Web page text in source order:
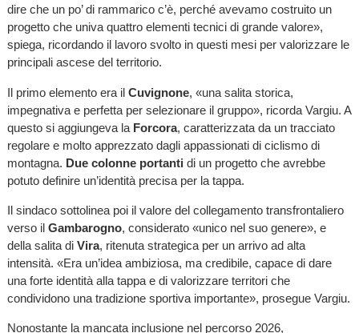
dire che un po’ di rammarico c’è, perché avevamo costruito un
progetto che univa quattro elementi tecnici di grande valore»,
spiega, ricordando il lavoro svolto in questi mesi per valorizzare le
principali ascese del territorio.
Il primo elemento era il Cuvignone, «una salita storica,
impegnativa e perfetta per selezionare il gruppo», ricorda Vargiu. A
questo si aggiungeva la Forcora, caratterizzata da un tracciato
regolare e molto apprezzato dagli appassionati di ciclismo di
montagna. Due colonne portanti di un progetto che avrebbe
potuto definire un’identità precisa per la tappa.
Il sindaco sottolinea poi il valore del collegamento transfrontaliero
verso il Gambarogno, considerato «unico nel suo genere», e
della salita di Vira, ritenuta strategica per un arrivo ad alta
intensità. «Era un’idea ambiziosa, ma credibile, capace di dare
una forte identità alla tappa e di valorizzare territori che
condividono una tradizione sportiva importante», prosegue Vargiu.
Nonostante la mancata inclusione nel percorso 2026,